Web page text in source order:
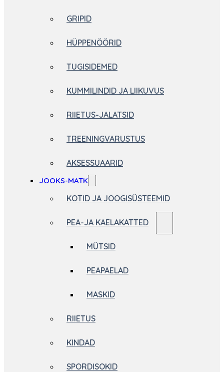
GRIPID
HÜPPENÖÖRID
TUGISIDEMED
KUMMILINDID JA LIIKUVUS
RIIETUS-JALATSID
TREENINGVARUSTUS
AKSESSUAARID
JOOKS-MATK
KOTID JA JOOGISÜSTEEMID
PEA-JA KAELAKATTED
MÜTSID
PEAPAELAD
MASKID
RIIETUS
KINDAD
SPORDISOKID